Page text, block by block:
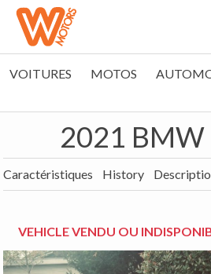
VOITURES MOTOS
2021
Caractéristiques History
VEHICLE VENDU OU